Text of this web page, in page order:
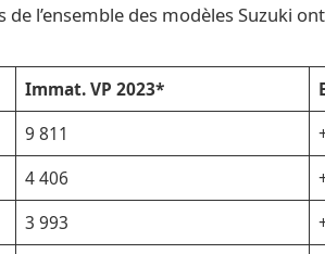
l’ensemble des modèles Suzuki
Immat. VP 2023*
9 811
4 406
3 993